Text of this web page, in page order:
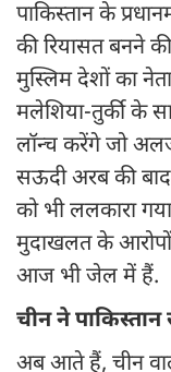
पाकिस्तान के
की रियासत बनने
मुस्लिम देशों का
मलेशिया-तुर्की के
लॉन्च करेंगे जो
सऊदी अरब की
को भी ललकारा
मुदाखलत के
आज भी जेल में हैं.
चीन ने
अब आते हैं, चीन